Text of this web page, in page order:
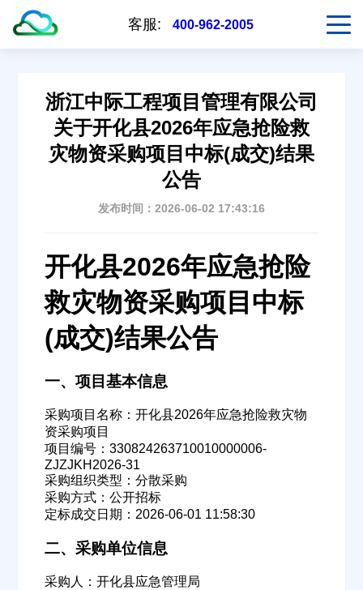
客服: 400-962-2005
浙江中际工程项目管理有限公司
关于开化县2026年应急抢险救
灾物资采购项目中标(成交)结果
公告
发布时间：2026-06-02 17:43:16
开化县2026年应急抢险
救灾物资采购项目中标
(成交)结果公告
一、项目基本信息
采购项目名称：开化县2026年应急抢险救灾物
资采购项目
项目编号：330824263710010000006-
ZJZJKH2026-31
采购组织类型：分散采购
采购方式：公开招标
定标成交日期：2026-06-01 11:58:30
二、采购单位信息
采购人：开化县应急管理局